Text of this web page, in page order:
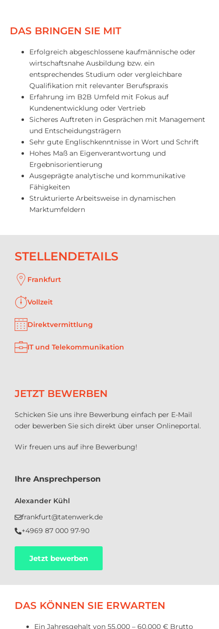
DAS BRINGEN SIE MIT
Erfolgreich abgeschlossene kaufmännische oder
wirtschaftsnahe Ausbildung bzw. ein
entsprechendes Studium oder vergleichbare
Qualifikation mit relevanter Berufspraxis
Erfahrung im B2B Umfeld mit Fokus auf
Kundenentwicklung oder Vertrieb
Sicheres Auftreten in Gesprächen mit Management
und Entscheidungsträgern
Sehr gute Englischkenntnisse in Wort und Schrift
Hohes Maß an Eigenverantwortung und
Ergebnisorientierung
Ausgeprägte analytische und kommunikative
Fähigkeiten
Strukturierte Arbeitsweise in dynamischen
Marktumfeldern
STELLENDETAILS
Frankfurt
Vollzeit
Direktvermittlung
IT und Telekommunikation
JETZT BEWERBEN
Schicken Sie uns ihre Bewerbung einfach per E-Mail
oder bewerben Sie sich direkt über unser Onlineportal.
Wir freuen uns auf ihre Bewerbung!
Ihre Ansprechperson
Alexander Kühl
frankfurt@tatenwerk.de
+4969 87 000 97-90
Jetzt bewerben
DAS KÖNNEN SIE ERWARTEN
Ein Jahresgehalt von 55.000 – 60.000 € Brutto